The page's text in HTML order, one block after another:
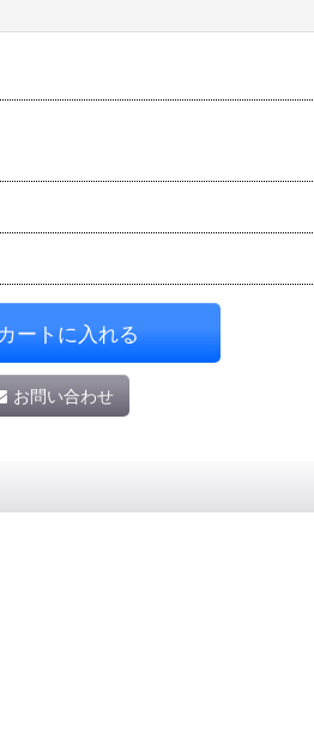
カートに入れる
お問い合わせ